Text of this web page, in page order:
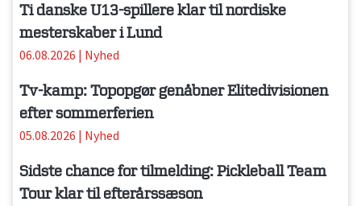
Ti danske U13-spillere klar til nordiske
mesterskaber i Lund
06.08.2026 | Nyhed
Tv-kamp: Topopgør genåbner Elitedivisionen
efter sommerferien
05.08.2026 | Nyhed
Sidste chance for tilmelding: Pickleball Team
Tour klar til efterårssæson